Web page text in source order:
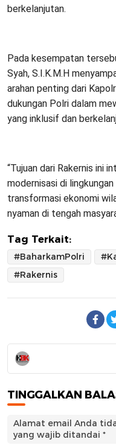
berkelanjutan.
Pada kesempatan
Syah, S.I.K.M.H
arahan penting dari
dukungan Polri dalam
yang inklusif dan
“Tujuan dari Rakernis ini
modernisasi di
transformasi ekonomi
nyaman di tengah
Tag Terkait:
#BaharkamPolri
#Rakernis
TINGGALKAN
Alamat email Anda
yang wajib ditandai *